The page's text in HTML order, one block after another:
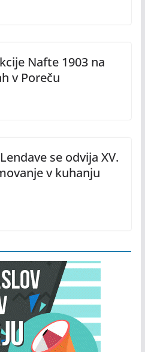
Nafte 1903 na
v Poreču
se odvija XV.
v kuhanju